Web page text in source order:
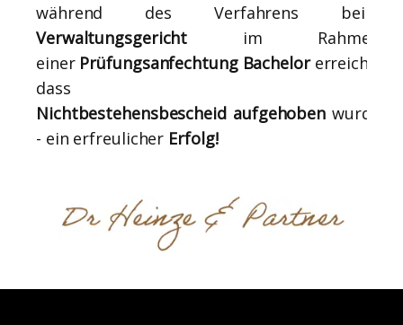
während des Verfahrens beim
Verwaltungsgericht im Rahmen
einer Prüfungsanfechtung Bachelorerreicht,
dass
Nichtbestehensbescheid aufgehoben wurde
- ein erfreulicher Erfolg!